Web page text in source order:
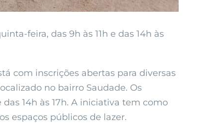
feira, das 9h às 11h e das 14h às
com inscrições abertas para diversas
no bairro Saudade. Os
14h às 17h. A iniciativa tem como
espaços públicos de lazer.